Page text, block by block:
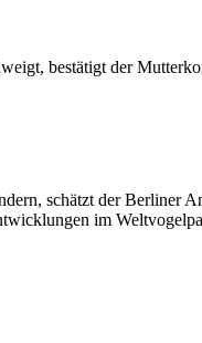
bestätigt der
schätzt der Berliner
im